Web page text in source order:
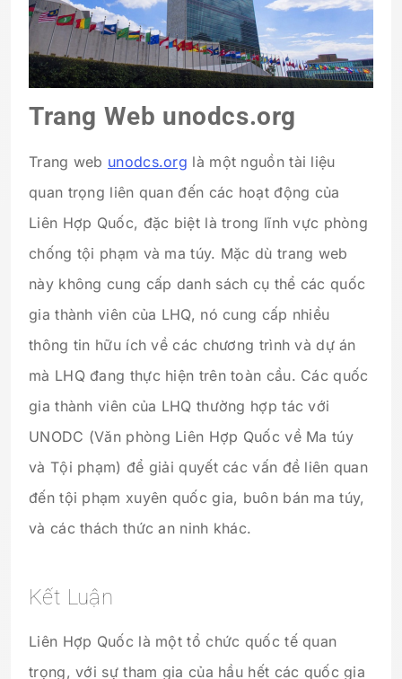
Trang Web unodcs.org
Trang web unodcs.org là một nguồn tài liệu
quan trọng liên quan đến các hoạt động của
Liên Hợp Quốc, đặc biệt là trong lĩnh vực phòng
chống tội phạm và ma túy. Mặc dù trang web
này không cung cấp danh sách cụ thể các quốc
gia thành viên của LHQ, nó cung cấp nhiều
thông tin hữu ích về các chương trình và dự án
mà LHQ đang thực hiện trên toàn cầu. Các quốc
gia thành viên của LHQ thường hợp tác với
UNODC (Văn phòng Liên Hợp Quốc về Ma túy
và Tội phạm) để giải quyết các vấn đề liên quan
đến tội phạm xuyên quốc gia, buôn bán ma túy,
và các thách thức an ninh khác.
Kết Luận
Liên Hợp Quốc là một tổ chức quốc tế quan
trọng, với sự tham gia của hầu hết các quốc gia